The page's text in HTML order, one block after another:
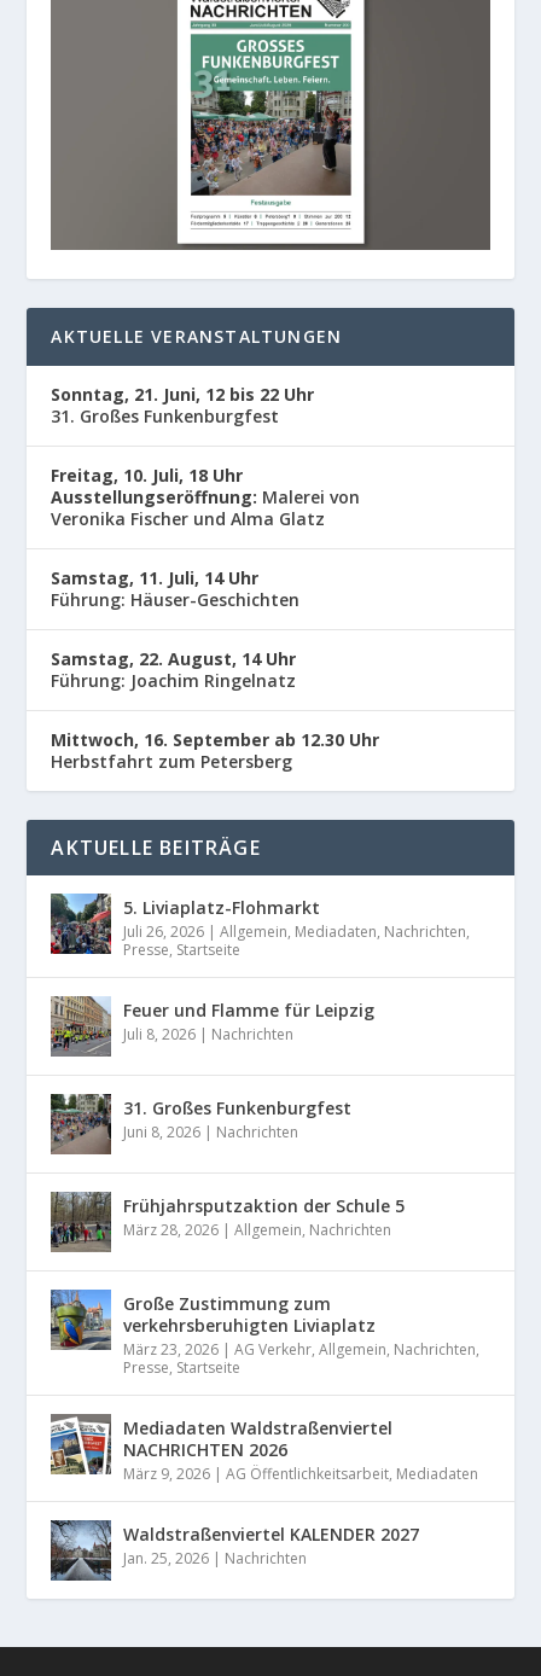
AKTUELLE VERANSTALTUNGEN
Sonntag, 21. Juni, 12 bis 22 Uhr
31. Großes Funkenburgfest
Freitag, 10. Juli, 18 Uhr
Ausstellungseröffnung: Malerei von
Veronika Fischer und Alma Glatz
Samstag, 11. Juli, 14 Uhr
Führung: Häuser-Geschichten
Samstag, 22. August, 14 Uhr
Führung: Joachim Ringelnatz
Mittwoch, 16. September ab 12.30 Uhr
Herbstfahrt zum Petersberg
AKTUELLE BEITRÄGE
5. Liviaplatz-Flohmarkt
Juli 26, 2026 |Allgemein, Mediadaten, Nachrichten,
Presse, Startseite
Feuer und Flamme für Leipzig
Juli 8, 2026 | Nachrichten
31. Großes Funkenburgfest
Juni 8, 2026 | Nachrichten
Frühjahrsputzaktion der Schule 5
März 28, 2026 |Allgemein, Nachrichten
Große Zustimmung zum
verkehrsberuhigten Liviaplatz
März 23, 2026 |AG Verkehr,Allgemein, Nachrichten,
Presse, Startseite
Mediadaten Waldstraßenviertel
NACHRICHTEN 2026
März 9, 2026 |AG Öffentlichkeitsarbeit, Mediadaten
Waldstraßenviertel KALENDER 2027
Jan. 25, 2026 | Nachrichten